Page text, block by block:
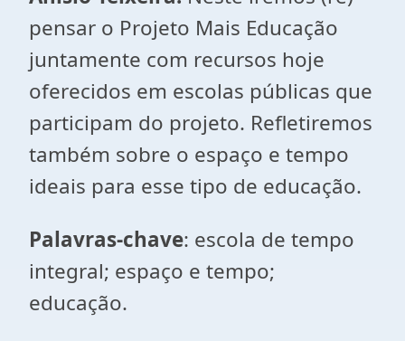
pensar o Projeto Mais Educação
juntamente com recursos hoje
oferecidos em escolas públicas que
participam do projeto. Refletiremos
também sobre o espaço e tempo
ideais para esse tipo de educação.
Palavras-chave: escola de tempo
integral; espaço e tempo;
educação.